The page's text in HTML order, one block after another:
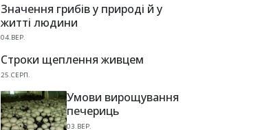
Значення грибів у природі й у
житті людини
04.ВЕР.
Строки щеплення живцем
25.СЕРП.
Умови вирощування
печериць
03.ВЕР.